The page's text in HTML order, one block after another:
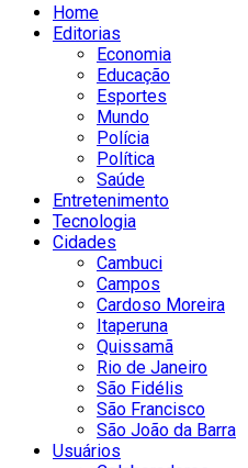
Home
Editorias
Economia
Educação
Esportes
Mundo
Polícia
Política
Saúde
Entretenimento
Tecnologia
Cidades
Cambuci
Campos
Cardoso Moreira
Itaperuna
Quissamã
Rio de Janeiro
São Fidélis
São Francisco
São João da Barra
Usuários